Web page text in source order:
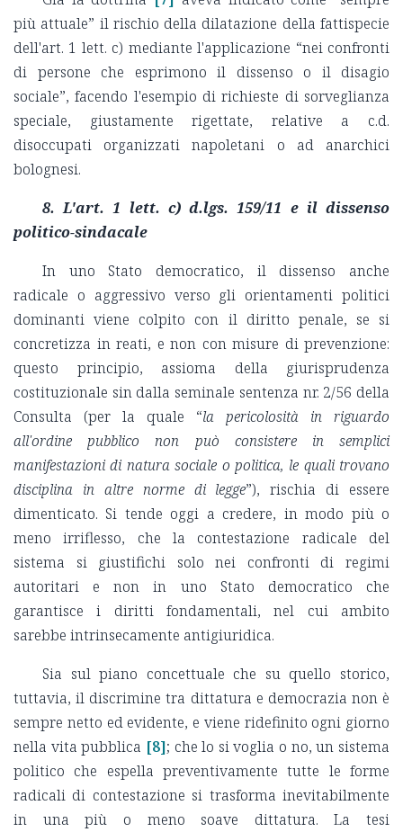
più attuale” il rischio della dilatazione della fattispecie
dell'art. 1 lett. c) mediante l'applicazione “nei confronti
di persone che esprimono il dissenso o il disagio
sociale”, facendo l'esempio di richieste di sorveglianza
speciale, giustamente rigettate, relative a c.d.
disoccupati organizzati napoletani o ad anarchici
bolognesi.
8. L'art. 1 lett. c) d.lgs. 159/11 e il dissenso
politico-sindacale
In uno Stato democratico, il dissenso anche
radicale o aggressivo verso gli orientamenti politici
dominanti viene colpito con il diritto penale, se si
concretizza in reati, e non con misure di prevenzione:
questo principio, assioma della giurisprudenza
costituzionale sin dalla seminale sentenza nr. 2/56 della
Consulta (per la quale “la pericolosità in riguardo
all'ordine pubblico non può consistere in semplici
manifestazioni di natura sociale o politica, le quali trovano
disciplina in altre norme di legge”), rischia di essere
dimenticato. Si tende oggi a credere, in modo più o
meno irriflesso, che la contestazione radicale del
sistema si giustifichi solo nei confronti di regimi
autoritari e non in uno Stato democratico che
garantisce i diritti fondamentali, nel cui ambito
sarebbe intrinsecamente antigiuridica.
Sia sul piano concettuale che su quello storico,
tuttavia, il discrimine tra dittatura e democrazia non è
sempre netto ed evidente, e viene ridefinito ogni giorno
nella vita pubblica [8]; che lo si voglia o no, un sistema
politico che espella preventivamente tutte le forme
radicali di contestazione si trasforma inevitabilmente
in una più o meno soave dittatura. La tesi